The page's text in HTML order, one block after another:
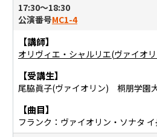
17:30〜18:30
公演番号MC1-4
【講師】
オリヴィエ・シャルリエ(ヴァイオ
【受講生】
尾脇眞子(ヴァイオリン) 桐朋学園
【曲目】
フランク：ヴァイオリン・ソナタ